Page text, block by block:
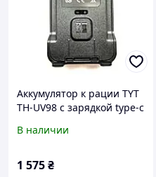
Аккумулятор к рации TYT
TH-UV98 с зарядкой type-c
В наличии
1 575₴